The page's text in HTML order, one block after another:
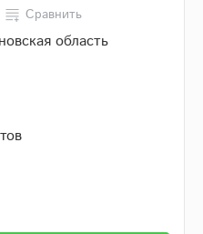
Сравнить
область